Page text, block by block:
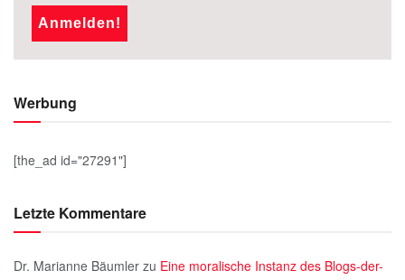
Werbung
[the_ad id="27291"]
Letzte Kommentare
Dr. Marianne Bäumler zu Eine moralische Instanz des Blogs-der-